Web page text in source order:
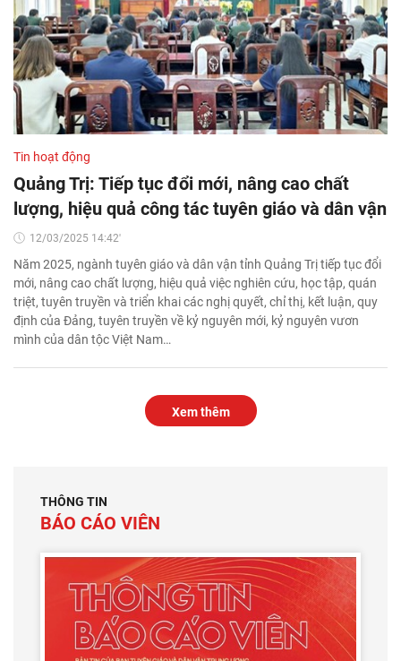
Tin hoạt động
Quảng Trị: Tiếp tục đổi mới, nâng cao chất
lượng, hiệu quả công tác tuyên giáo và dân vận
12/03/2025 14:42'
Năm 2025, ngành tuyên giáo và dân vận tỉnh Quảng Trị tiếp tục đổi
mới, nâng cao chất lượng, hiệu quả việc nghiên cứu, học tập, quán
triệt, tuyên truyền và triển khai các nghị quyết, chỉ thị, kết luận, quy
định của Đảng, tuyên truyền về kỷ nguyên mới, kỷ nguyên vươn
mình của dân tộc Việt Nam…
Xem thêm
THÔNG TIN
BÁO CÁO VIÊN